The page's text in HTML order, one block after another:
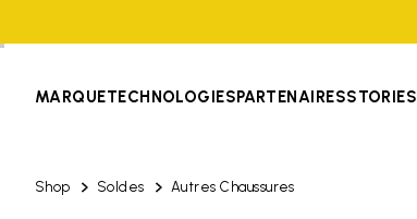
MARQUETECHNOLOGIESPARTENAIRESSTORIES
Shop Soldes Autres Chaussures